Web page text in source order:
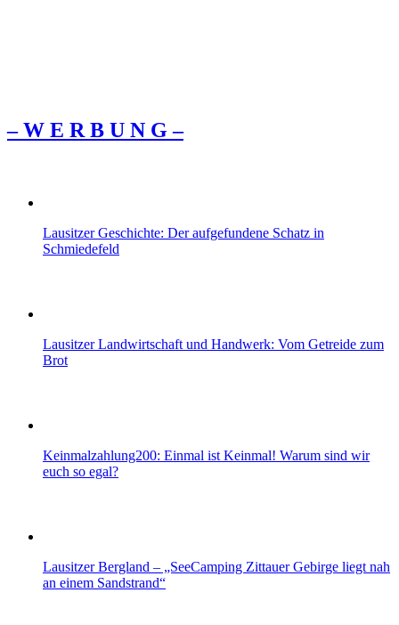
– W Ε R Β U Ν G –
Lausitzer Geschichte: Der aufgefundene Schatz in
Schmiedefeld
Lausitzer Landwirtschaft und Handwerk: Vom Getreide zum
Brot
Keinmalzahlung200: Einmal ist Keinmal! Warum sind wir
euch so egal?
Lausitzer Bergland – „SeeCamping Zittauer Gebirge liegt nah
an einem Sandstrand“